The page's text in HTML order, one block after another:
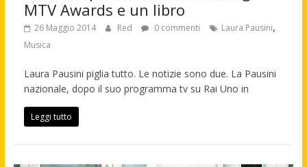
MTV Awards e un libro
26 Maggio 2014 Red 0 commenti Laura Pausini,
Musica
Laura Pausini piglia tutto. Le notizie sono due. La Pausini
nazionale, dopo il suo programma tv su Rai Uno in
Leggi tutto